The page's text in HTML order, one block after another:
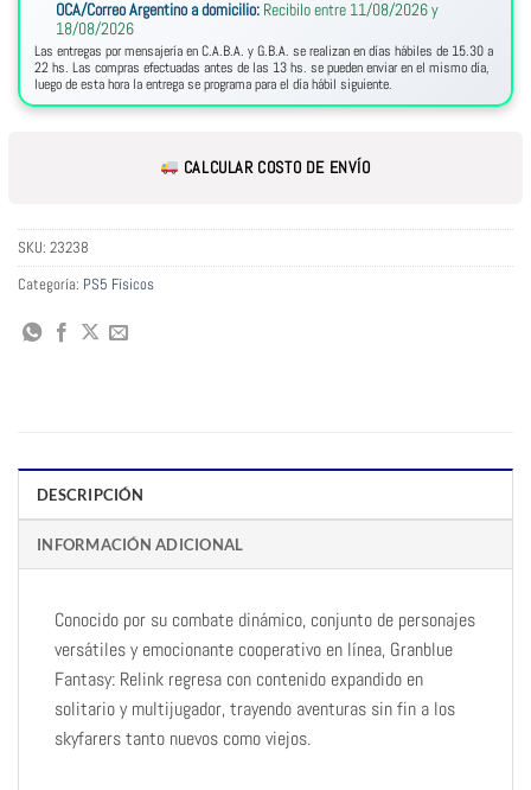
OCA/Correo Argentino a domicilio: Recibilo entre 11/08/2026 y
18/08/2026
Las entregas por mensajería en C.A.B.A. y G.B.A. se realizan en días hábiles de 15.30 a
22 hs. Las compras efectuadas antes de las 13 hs. se pueden enviar en el mismo día,
luego de esta hora la entrega se programa para el día hábil siguiente.
CALCULAR COSTO DE ENVÍO
SKU: 23238
Categoría: PS5 Físicos
DESCRIPCIÓN
INFORMACIÓN ADICIONAL
Conocido por su combate dinámico, conjunto de personajes
versátiles y emocionante cooperativo en línea, Granblue
Fantasy: Relink regresa con contenido expandido en
solitario y multijugador, trayendo aventuras sin fin a los
skyfarers tanto nuevos como viejos.